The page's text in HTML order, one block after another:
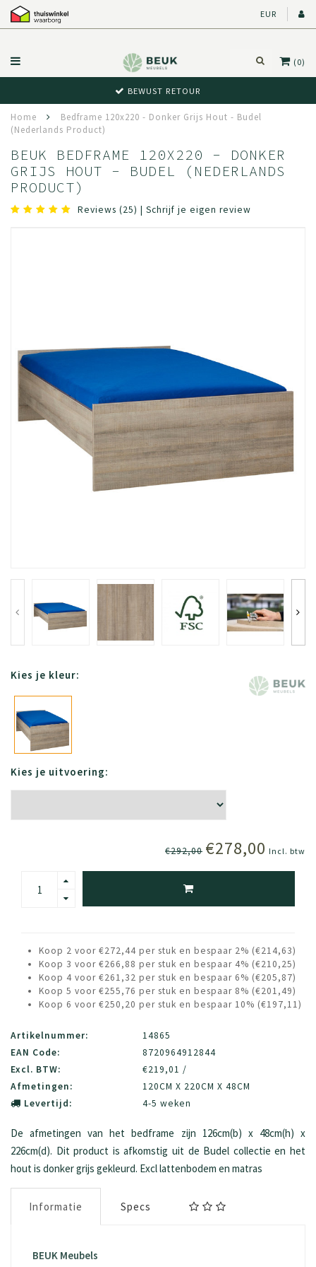
EUR
(0)
BEWUST RETOUR
Home
Bedframe 120x220 - Donker Grijs Hout - Budel
(Nederlands Product)
BEUK BEDFRAME 120X220 - DONKER
GRIJS HOUT - BUDEL (NEDERLANDS
PRODUCT)
Reviews (25) | Schrijf je eigen review
Kies je kleur:
Kies je uitvoering:
€292,00 €278,00 Incl. btw
Koop 2 voor €272,44 per stuk en bespaar 2% (€214,63)
Koop 3 voor €266,88 per stuk en bespaar 4% (€210,25)
Koop 4 voor €261,32 per stuk en bespaar 6% (€205,87)
Koop 5 voor €255,76 per stuk en bespaar 8% (€201,49)
Koop 6 voor €250,20 per stuk en bespaar 10% (€197,11)
Artikelnummer:
14865
EAN Code:
8720964912844
Excl. BTW:
€219,01 /
Afmetingen:
120CM X 220CM X 48CM
Levertijd:
4-5 weken
De afmetingen van het bedframe zijn 126cm(b) x 48cm(h) x
226cm(d). Dit product is afkomstig uit de Budel collectie en het
hout is donker grijs gekleurd. Excl lattenbodem en matras
Informatie Specs
BEUK Meubels